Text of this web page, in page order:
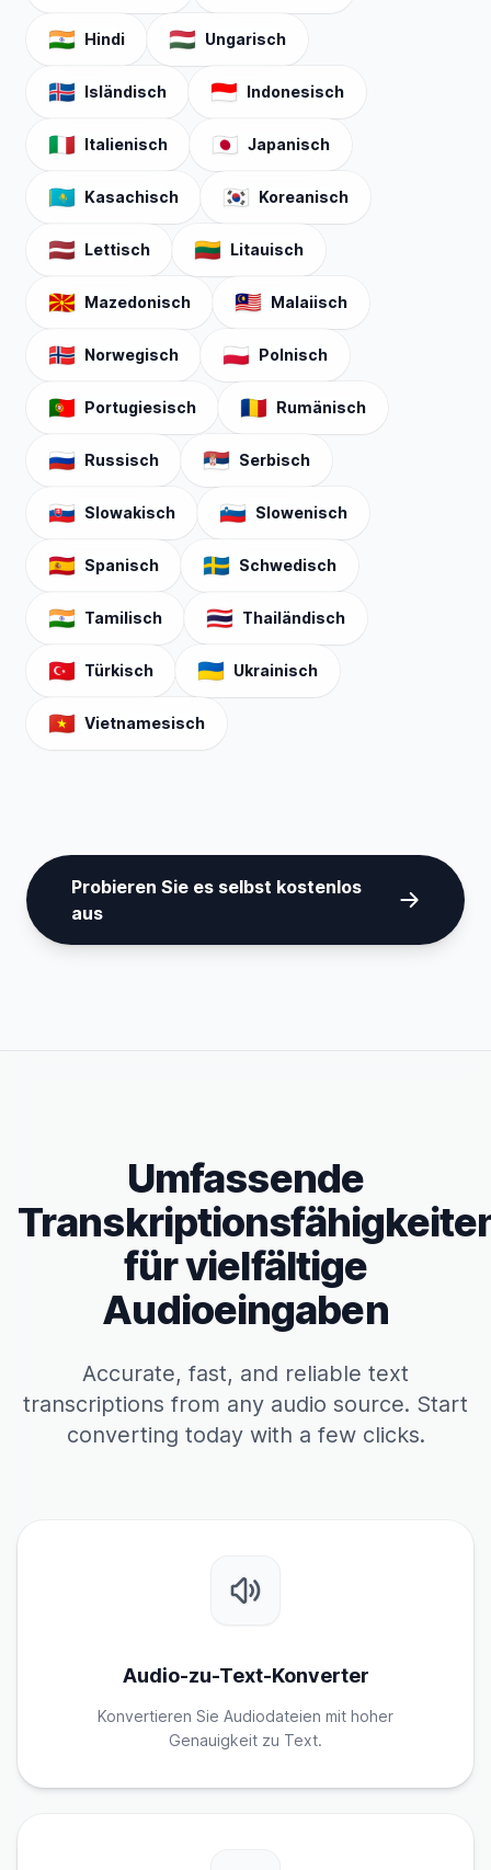
🇮🇳 Hindi 🇭🇺 Ungarisch
🇮🇸 Isländisch 🇮🇩 Indonesisch
🇮🇹 Italienisch 🇯🇵 Japanisch
🇰🇿 Kasachisch 🇰🇷 Koreanisch
🇱🇻 Lettisch 🇱🇹 Litauisch
🇲🇰 Mazedonisch 🇲🇾 Malaiisch
🇳🇴 Norwegisch 🇵🇱 Polnisch
🇵🇹 Portugiesisch 🇷🇴 Rumänisch
🇷🇺 Russisch 🇷🇸 Serbisch
🇸🇰 Slowakisch 🇸🇮 Slowenisch
🇪🇸 Spanisch 🇸🇪 Schwedisch
🇮🇳 Tamilisch 🇹🇭 Thailändisch
🇹🇷 Türkisch 🇺🇦 Ukrainisch
🇻🇳 Vietnamesisch
Probieren Sie es selbst kostenlos
aus
Umfassende
für vielfältige
Audioeingaben
Accurate, fast, and reliable text
transcriptions from any audio source. Start
converting today with a few clicks.
Audio-zu-Text-Konverter
Konvertieren Sie Audiodateien mit hoher
Genauigkeit zu Text.